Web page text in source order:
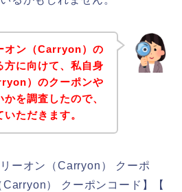
オン（Carryon）の
方に向けて、私自身
）のクーポンや
を調査したので、
ただきます。
ーオン（Carryon） クーポ
） クーポンコード】【